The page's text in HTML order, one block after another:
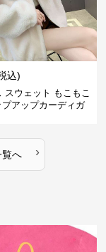
込)
スウェット もこもこ
アップカーディガ
覧へ ›